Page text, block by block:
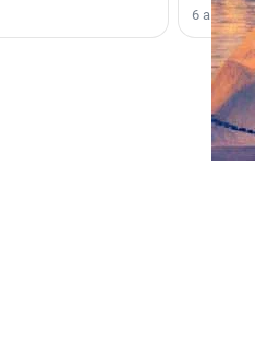
области».
6